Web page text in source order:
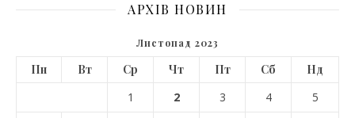
АРХІВ НОВИН
Листопад 2023
Пн Вт Ср Чт Пт Сб
Нд
1
2 3 4
5